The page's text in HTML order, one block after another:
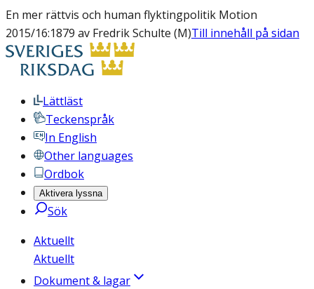
En mer rättvis och human flyktingpolitik Motion
2015/16:1879 av Fredrik Schulte (M)Till innehåll på sidan
Lättläst
Teckenspråk
In English
Other languages
Ordbok
Aktivera lyssna
Sök
Aktuellt
Aktuellt
Dokument & lagar